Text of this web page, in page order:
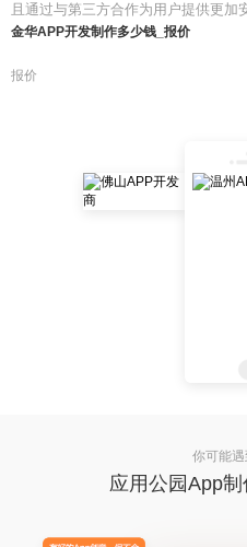
且通过与第三方合作为用户提供更加
金华APP开发制作多少钱_报价
报价
你可能
应用公园App